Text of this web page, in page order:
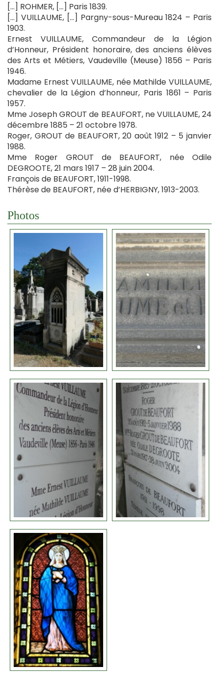
[…] ROHMER, […] Paris 1839.
[…] VUILLAUME, […] Pargny-sous-Mureau 1824 – Paris
1903.
Ernest VUILLAUME, Commandeur de la Légion
d’Honneur, Président honoraire, des anciens élèves
des Arts et Métiers, Vaudeville (Meuse) 1856 – Paris
1946.
Madame Ernest VUILLAUME, née Mathilde VUILLAUME,
chevalier de la Légion d’honneur, Paris 1861 – Paris
1957.
Mme Joseph GROUT de BEAUFORT, ne VUILLAUME, 24
décembre 1885 – 21 octobre 1978.
Roger, GROUT de BEAUFORT, 20 août 1912 – 5 janvier
1988.
Mme Roger GROUT de BEAUFORT, née Odile
DEGROOTE, 21 mars 1917 – 28 juin 2004.
François de BEAUFORT, 1911-1998.
Thérèse de BEAUFORT, née d’HERBIGNY, 1913-2003.
Photos